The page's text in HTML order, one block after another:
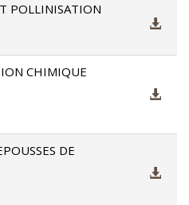
POLLINISATION
CHIMIQUE
DE